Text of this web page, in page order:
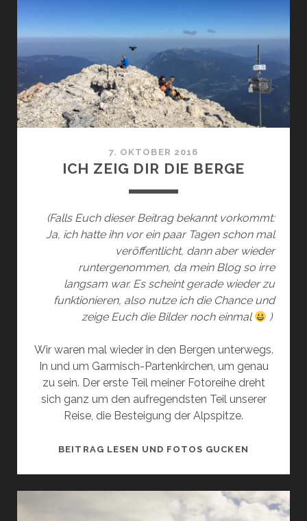
7. OKTOBER 2016
ICH ZEIG DIR DIE BERGE
(Falls Euch dieser Beitrag bekannt vorkommt:
Ja, ich hatte ihn vor ein paar Tagen schon mal
veröffentlicht, dann aber wieder
runtergenommen, da mein Blog so irre
langsam war. Es scheint gerade wieder zu
funktionieren, also nutze ich die Chance und
zeige Euch die Bilder noch einmal
)
Wir waren mal wieder in den Bergen unterwegs.
In und um Garmisch-Partenkirchen, um genau
zu sein. Der erste Teil meiner Fotoreihe dreht
sich ganz um den aufregendsten Teil unserer
Reise, die Besteigung der Alpspitze.
BEITRAG LESEN UND FOTOS GUCKEN
DIE
BERGE